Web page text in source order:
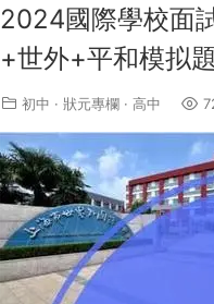
2024國際學校面
+世外+平和模拟
初中 · 狀元專欄 · 高中